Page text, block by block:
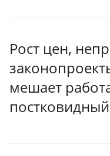
Рост цен,
мешает